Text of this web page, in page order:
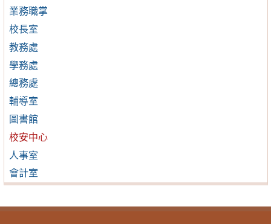
業務職掌
校長室
教務處
學務處
總務處
輔導室
圖書館
校安中心
人事室
會計室